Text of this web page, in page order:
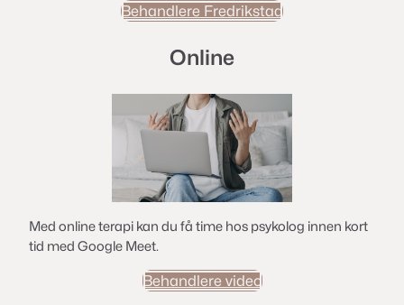
Behandlere Fredrikstad
Online
Med online terapi kan du få time hos psykolog innen kort
tid med Google Meet.
Behandlere video